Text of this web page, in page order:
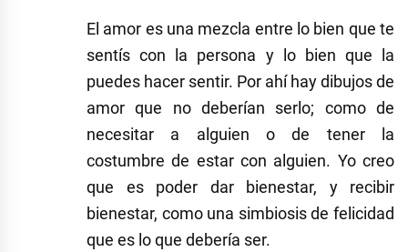
El amor es una mezcla entre lo bien que te
sentís con la persona y lo bien que la
puedes hacer sentir. Por ahí hay dibujos de
amor que no deberían serlo; como de
necesitar a alguien o de tener la
costumbre de estar con alguien. Yo creo
que es poder dar bienestar, y recibir
bienestar, como una simbiosis de felicidad
que es lo que debería ser.